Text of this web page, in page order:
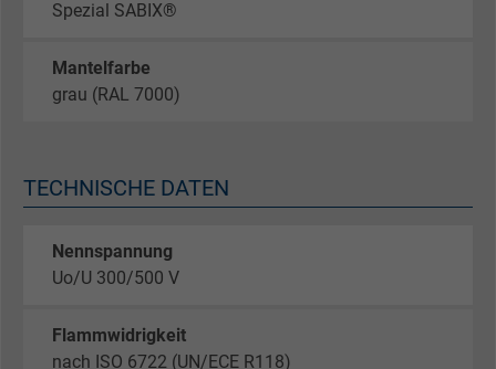
Spezial SABIX®
Mantelfarbe
grau (RAL 7000)
TECHNISCHE DATEN
Nennspannung
Uo/U 300/500 V
Flammwidrigkeit
nach ISO 6722 (UN/ECE R118)